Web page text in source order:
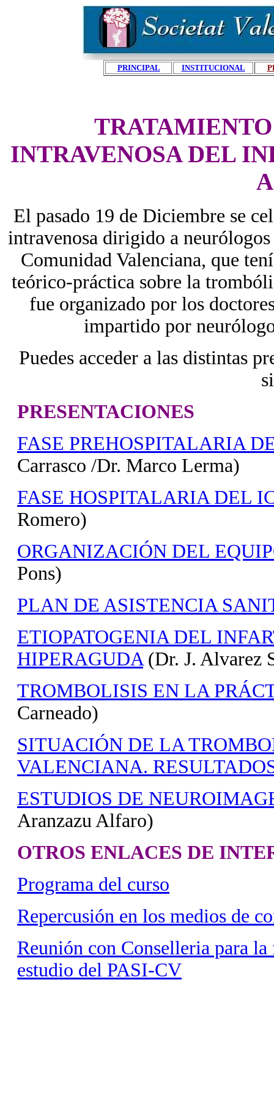
PRINCIPAL INSTITUCIONAL
INTRAVENOSA DEL
El pasado 19 de Diciembre se
intravenosa dirigido a
Comunidad Valenciana, que
teórico-práctica sobre la
fue organizado por los
impartido por
Puedes acceder a las distintas
PRESENTACIONES
FASE PREHOSPITALARIA
Carrasco /Dr. Marco Lerma)
FASE HOSPITALARIA DEL
Romero)
ORGANIZACIÓN DEL
Pons)
PLAN DE ASISTENCIA
ETIOPATOGENIA DEL
HIPERAGUDA(Dr. J. Alvarez
TROMBOLISIS EN LA
Carneado)
SITUACIÓN DE LA
VALENCIANA.
ESTUDIOS DE
Aranzazu Alfaro)
OTROS ENLACES DE
Programa del curso
Repercusión en los medios de
Reunión con Conselleria para
estudio del PASI-CV